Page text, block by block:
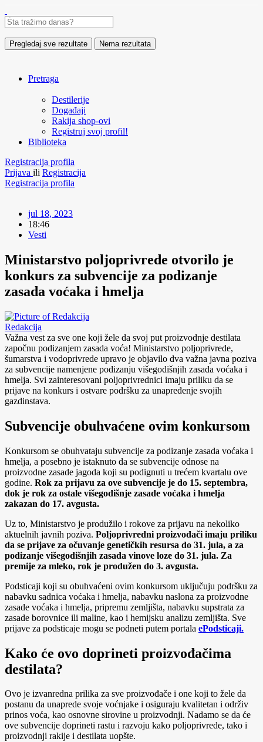
Pregledaj sve rezultate Nema rezultata
Pretraga
Destilerije
Događaji
Rakija shop-ovi
Registruj svoj profil!
Biblioteka
Registracija profila
Prijava ili Registracija
Registracija profila
jul 18, 2023
18:46
Vesti
Ministarstvo poljoprivrede otvorilo je
konkurs za subvencije za podizanje
zasada voćaka i hmelja
Redakcija
Važna vest za sve one koji žele da svoj put proizvodnje destilata
započnu podizanjem zasada voća! Ministarstvo poljoprivrede,
šumarstva i vodoprivrede upravo je objavilo dva važna javna poziva
za subvencije namenjene podizanju višegodišnjih zasada voćaka i
hmelja. Svi zainteresovani poljoprivrednici imaju priliku da se
prijave na konkurs i ostvare podršku za unapređenje svojih
gazdinstava.
Subvencije obuhvaćene ovim konkursom
Konkursom se obuhvataju subvencije za podizanje zasada voćaka i
hmelja, a posebno je istaknuto da se subvencije odnose na
proizvodne zasade jagoda koji su podignuti u trećem kvartalu ove
godine. Rok za prijavu za ove subvencije je do 15. septembra,
dok je rok za ostale višegodišnje zasade voćaka i hmelja
zakazan do 17. avgusta.
Uz to, Ministarstvo je produžilo i rokove za prijavu na nekoliko
aktuelnih javnih poziva. Poljoprivredni proizvođači imaju priliku
da se prijave za očuvanje genetičkih resursa do 31. jula, a za
podizanje višegodišnjih zasada vinove loze do 31. jula. Za
premije za mleko, rok je produžen do 3. avgusta.
Podsticaji koji su obuhvaćeni ovim konkursom uključuju podršku za
nabavku sadnica voćaka i hmelja, nabavku naslona za proizvodne
zasade voćaka i hmelja, pripremu zemljišta, nabavku supstrata za
zasade borovnice ili maline, kao i hemijsku analizu zemljišta. Sve
prijave za podsticaje mogu se podneti putem portala ePodsticaji.
Kako će ovo doprineti proizvođačima
destilata?
Ovo je izvanredna prilika za sve proizvođače i one koji to žele da
postanu da unaprede svoje voćnjake i osiguraju kvalitetan i održiv
prinos voća, kao osnovne sirovine u proizvodnji. Nadamo se da će
ove subvencije doprineti rastu i razvoju kako poljoprivrede, tako i
proizvodnji rakije i destilata uopšte.